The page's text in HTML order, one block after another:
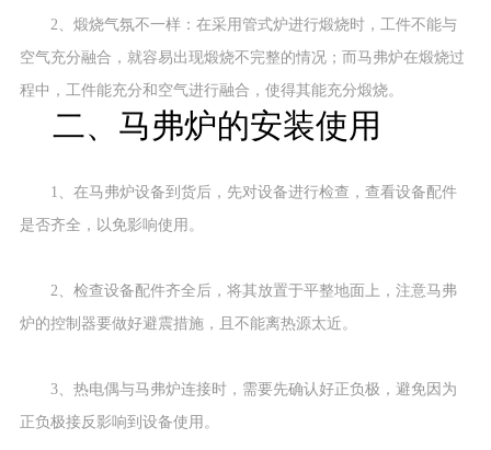
2、煅烧气氛不一样：在采用管式炉进行煅烧时，工件不能与
空气充分融合，就容易出现煅烧不完整的情况；而马弗炉在煅烧过
程中，工件能充分和空气进行融合，使得其能充分煅烧。
二、马弗炉的安装使用
1、在马弗炉设备到货后，先对设备进行检查，查看设备配件
是否齐全，以免影响使用。
2、检查设备配件齐全后，将其放置于平整地面上，注意马弗
炉的控制器要做好避震措施，且不能离热源太近。
3、热电偶与马弗炉连接时，需要先确认好正负极，避免因为
正负极接反影响到设备使用。